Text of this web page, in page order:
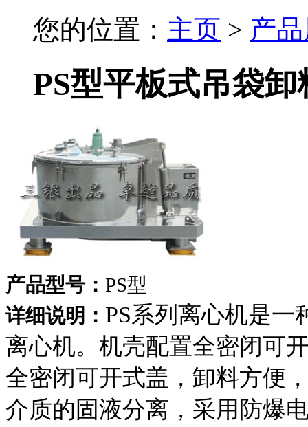
您的位置： 主页 > 产
PS型平板式吊袋
产品型号： PS型
详细说明： PS系列离心机是一
离心机。机壳配置全密闭可
全密闭可开式盖，卸料方便
介质的固液分离，采用防爆